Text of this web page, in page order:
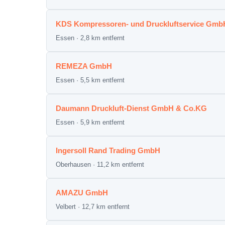
KDS Kompressoren- und Druckluftservice
Essen · 2,8 km entfernt
REMEZA GmbH
Essen · 5,5 km entfernt
Daumann Druckluft-Dienst GmbH & Co.KG
Essen · 5,9 km entfernt
Ingersoll Rand Trading GmbH
Oberhausen · 11,2 km entfernt
AMAZU GmbH
Velbert · 12,7 km entfernt